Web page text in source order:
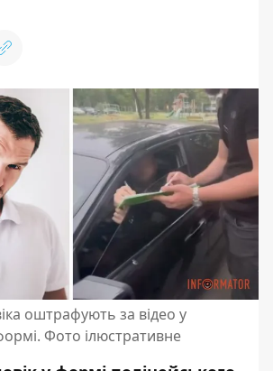
оштрафують за відео у
Фото ілюстративне